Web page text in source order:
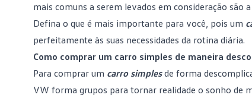
mais comuns a serem levados em consideração são
Defina o que é mais importante para você, pois um
perfeitamente às suas necessidades da rotina diária.
Como comprar um carro simples de maneira
Para comprar um carro simplesde forma
VW forma grupos para tornar realidade o sonho de